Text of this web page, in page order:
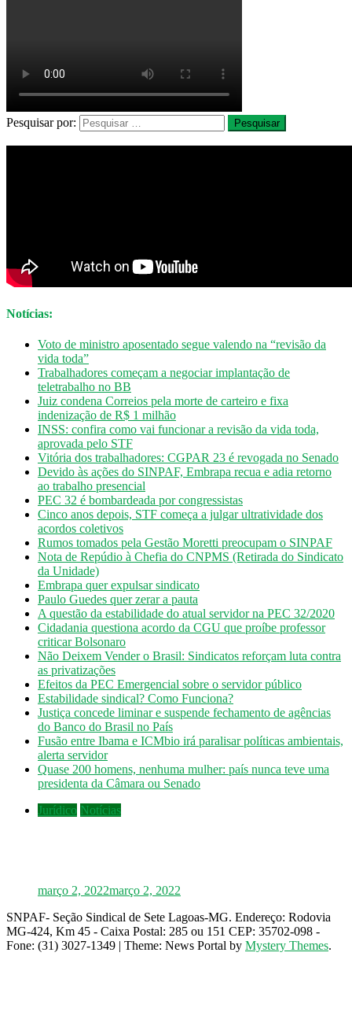
Pesquisar por:
Notícias:
Voto de ministro aposentado segue valendo na “revisão da
vida toda”
Trabalhadores começam a negociar implantação de
teletrabalho no BB
Juiz condena Correios pela morte de carteiro e fixa
indenização de R$ 1 milhão
INSS: confira como vai funcionar a revisão da vida toda,
aprovada pelo STF
Vitória dos trabalhadores: CGPAR 23 é revogada no Senado
Devido às ações do SINPAF, Embrapa recua e adia retorno
ao trabalho presencial
PEC 32 é bombardeada por congressistas
Cinco anos depois, STF começa a julgar ultratividade dos
acordos coletivos
Rumos tomados pela Gestão Moretti preocupam o SINPAF
Nota de Repúdio à Chefia do CNPMS (Retirada do Sindicato
da Unidade)
Embrapa quer expulsar sindicato
Paulo Guedes quer zerar a pauta
A questão da estabilidade do atual servidor na PEC 32/2020
Cidadania questiona acordo da CGU que proíbe professor
criticar Bolsonaro
Não Deixem Vender o Brasil: Sindicatos reforçam luta contra
as privatizações
Efeitos da PEC Emergencial sobre o servidor público
Estabilidade sindical? Como Funciona?
Justiça concede liminar e suspende fechamento de agências
do Banco do Brasil no País
Fusão entre Ibama e ICMbio irá paralisar políticas ambientais,
alerta servidor
Quase 200 homens, nenhuma mulher: país nunca teve uma
presidenta da Câmara ou Senado
Jurídico Notícias
março 2, 2022março 2, 2022
SNPAF- Seção Sindical de Sete Lagoas-MG. Endereço: Rodovia
MG-424, Km 45 - Caixa Postal: 285 ou 151 CEP: 35702-098 -
Fone: (31) 3027-1349 | Theme: News Portal by Mystery Themes.